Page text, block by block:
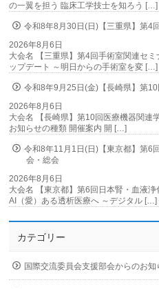
の一翼を担う 臨床工学技士を知ろう […]
令和8年8月30日(日)【三重県】第4
2026年8月6日
大会名 【三重県】第4回手術室関連セ
ップデート ～明日からの手術室を変 […]
令和8年9月25日(金)【長崎県】第
2026年8月6日
大会名 【長崎県】第10回医療機器関
お知らせの種類 開催案内 開 […]
令和8年11月1日(日)【東京都】第
会・総会
2026年8月6日
大会名 【東京都】第6回日本腎・血液
AI（愛）ある透析医療へ ～デジタル […]
カテゴリー
国際交流委員会支援部会からのお知